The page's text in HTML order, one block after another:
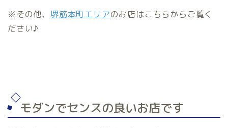
※その他、 堺筋本町エリアのお店はこちらからご覧く
ださい♪
モダンでセンスの良いお店です